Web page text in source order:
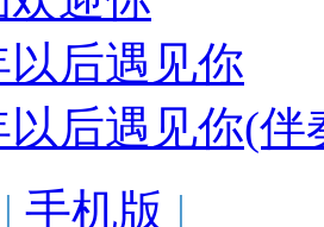
以后遇见你
以后遇见你(伴
| 手机版 |